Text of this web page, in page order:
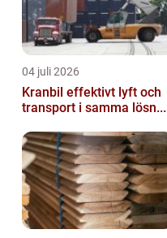
04 juli 2026
Kranbil effektivt lyft och
transport i samma lösn...